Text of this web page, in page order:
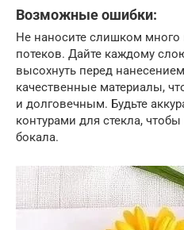
Возможные ошибки:
Не наносите слишком много
потеков. Дайте каждому
высохнуть перед
качественные материалы,
и долговечным. Будьте
контурами для стекла,
бокала.